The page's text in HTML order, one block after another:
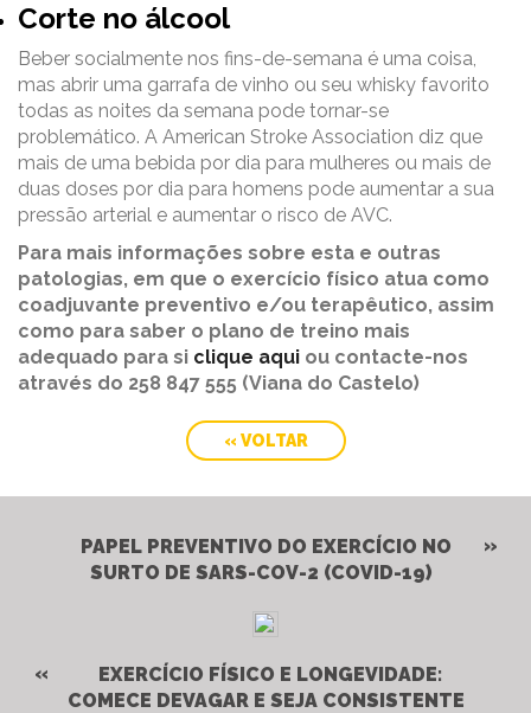
Corte no álcool
Beber socialmente nos fins-de-semana é uma coisa,
mas abrir uma garrafa de vinho ou seu whisky favorito
todas as noites da semana pode tornar-se
problemático. A American Stroke Association diz que
mais de uma bebida por dia para mulheres ou mais de
duas doses por dia para homens pode aumentar a sua
pressão arterial e aumentar o risco de AVC.
Para mais informações sobre esta e outras
patologias, em que o exercício físico atua como
coadjuvante preventivo e/ou terapêutico, assim
como para saber o plano de treino mais
adequado para si clique aqui ou contacte-nos
através do 258 847 555 (Viana do Castelo)
« VOLTAR
PAPEL PREVENTIVO DO EXERCÍCIO NO
SURTO DE SARS-COV-2 (COVID-19)
EXERCÍCIO FÍSICO E LONGEVIDADE:
COMECE DEVAGAR E SEJA CONSISTENTE